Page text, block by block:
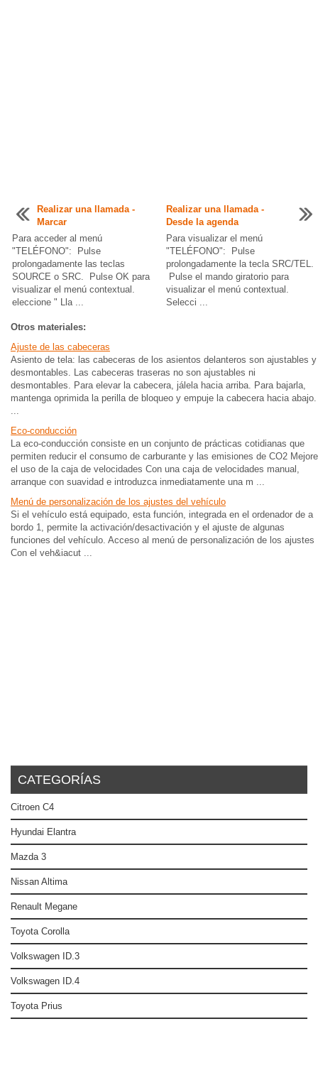
Realizar una llamada -
Marcar
Para acceder al menú
"TELÉFONO": Pulse
prolongadamente las teclas
SOURCE o SRC. Pulse OK para
visualizar el menú contextual.
eleccione " Lla ...
Realizar una llamada -
Desde la agenda
Para visualizar el menú
"TELÉFONO": Pulse
prolongadamente la tecla SRC/TEL.
Pulse el mando giratorio para
visualizar el menú contextual.
Selecci ...
Otros materiales:
Ajuste de las cabeceras
Asiento de tela: las cabeceras de los asientos delanteros son ajustables y
desmontables. Las cabeceras traseras no son ajustables ni
desmontables. Para elevar la cabecera, jálela hacia arriba. Para bajarla,
mantenga oprimida la perilla de bloqueo y empuje la cabecera hacia abajo.
...
Eco-conducción
La eco-conducción consiste en un conjunto de prácticas cotidianas que
permiten reducir el consumo de carburante y las emisiones de CO2 Mejore
el uso de la caja de velocidades Con una caja de velocidades manual,
arranque con suavidad e introduzca inmediatamente una m ...
Menú de personalización de los ajustes del vehículo
Si el vehículo está equipado, esta función, integrada en el ordenador de a
bordo 1, permite la activación/desactivación y el ajuste de algunas
funciones del vehículo. Acceso al menú de personalización de los ajustes
Con el veh&iacut ...
CATEGORÍAS
Citroen C4
Hyundai Elantra
Mazda 3
Nissan Altima
Renault Megane
Toyota Corolla
Volkswagen ID.3
Volkswagen ID.4
Toyota Prius